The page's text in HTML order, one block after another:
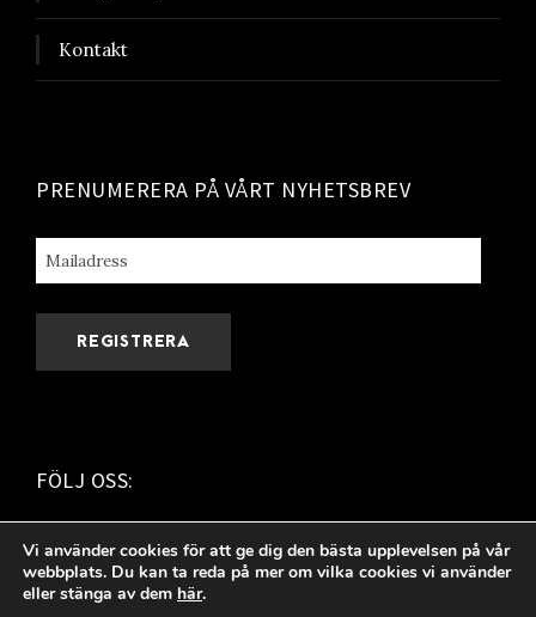
Kontakt
PRENUMERERA PÅ VÅRT NYHETSBREV
FÖLJ OSS:
i
n
s
f
a
c
Vi använder cookies för att ge dig den bästa upplevelsen på vår
webbplats. Du kan ta reda på mer om vilka cookies vi använder
eller stänga av dem här.